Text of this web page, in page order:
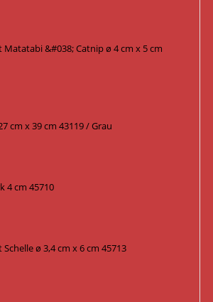
Matatabi &#038; Catnip ø 4 cm x 5 cm
cm x 39 cm 43119 / Grau
4 cm 45710
ø 3,4 cm x 6 cm 45713